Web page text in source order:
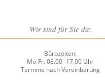
Wir sind für Sie da:
Bürozeiten:
Mo-Fr: 08.00 -17.00 Uhr
Termine nach Vereinbarung